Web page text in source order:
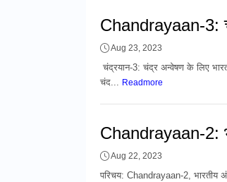
Chandrayaan-3:
Aug 23, 2023
चंद्रयान-3: चंद्र अन्वेषण के लिए
चंद... Readmore
Chandrayaan-2:
Aug 22, 2023
परिचय: Chandrayaan-2, भारतीय